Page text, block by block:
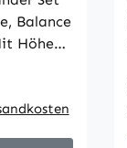
Balance
Höhen